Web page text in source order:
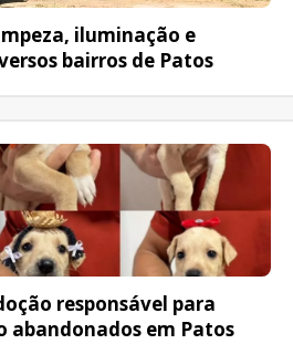
iluminação e
bairros de Patos
responsável para
abandonados em Patos